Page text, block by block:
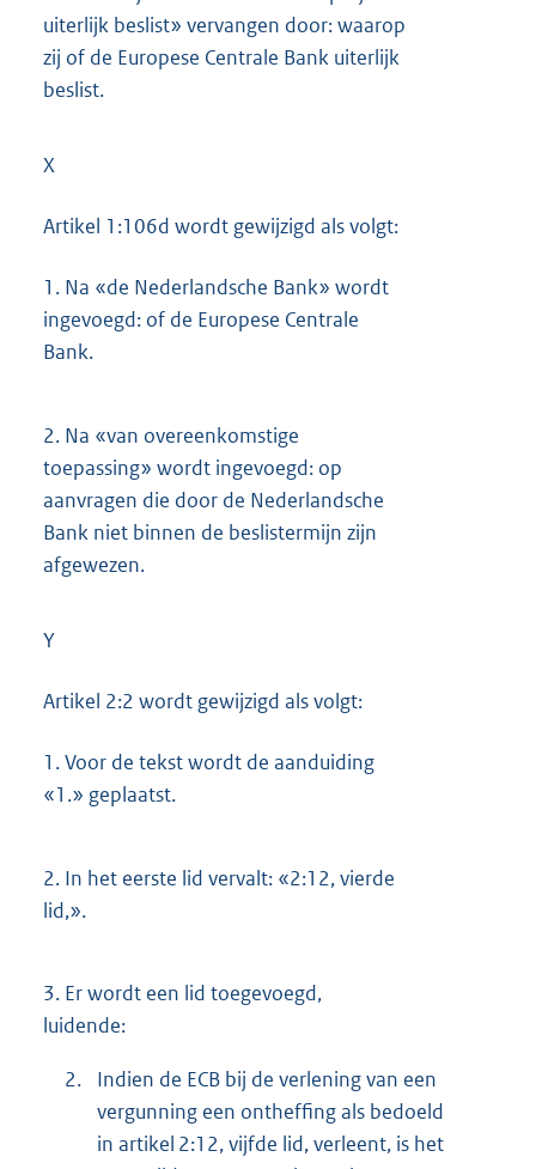
uiterlijk beslist» vervangen door: waarop
zij of de Europese Centrale Bank uiterlijk
beslist.
X
Artikel 1:106d wordt gewijzigd als volgt:
1. Na «de Nederlandsche Bank» wordt
ingevoegd: of de Europese Centrale
Bank.
2. Na «van overeenkomstige
toepassing» wordt ingevoegd: op
aanvragen die door de Nederlandsche
Bank niet binnen de beslistermijn zijn
afgewezen.
Y
Artikel 2:2 wordt gewijzigd als volgt:
1.Voor de tekst wordt de aanduiding
«1.» geplaatst.
2. In het eerste lid vervalt: «2:12, vierde
lid,».
3. Er wordt een lid toegevoegd,
luidende:
2.
Indien de ECB bij de verlening van een
vergunning een ontheffing als bedoeld
in artikel 2:12, vijfde lid, verleent, is het